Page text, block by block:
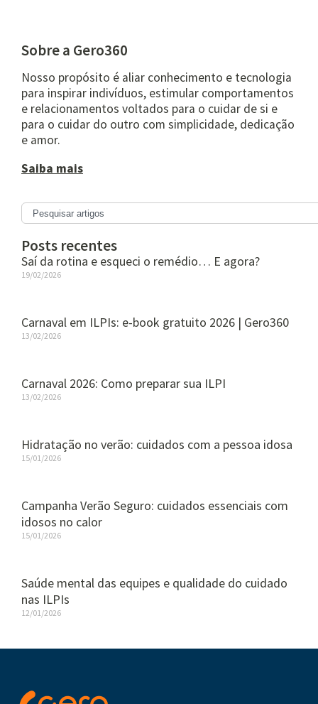
Sobre a Gero360
Nosso propósito é aliar conhecimento e tecnologia
para inspirar indivíduos, estimular comportamentos
e relacionamentos voltados para o cuidar de si e
para o cuidar do outro com simplicidade, dedicação
e amor.
Saiba mais
Posts recentes
Saí da rotina e esqueci o remédio… E agora?
19/02/2026
Carnaval em ILPIs: e-book gratuito 2026 | Gero360
13/02/2026
Carnaval 2026: Como preparar sua ILPI
13/02/2026
Hidratação no verão: cuidados com a pessoa idosa
15/01/2026
Campanha Verão Seguro: cuidados essenciais com
idosos no calor
15/01/2026
Saúde mental das equipes e qualidade do cuidado
nas ILPIs
12/01/2026